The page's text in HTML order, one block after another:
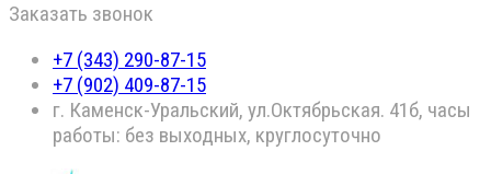
Заказать звонок
+7 (343) 290-87-15
+7 (902) 409-87-15
г. Каменск-Уральский, ул.Октябрьская. 41б, часы
работы: без выходных, круглосуточно